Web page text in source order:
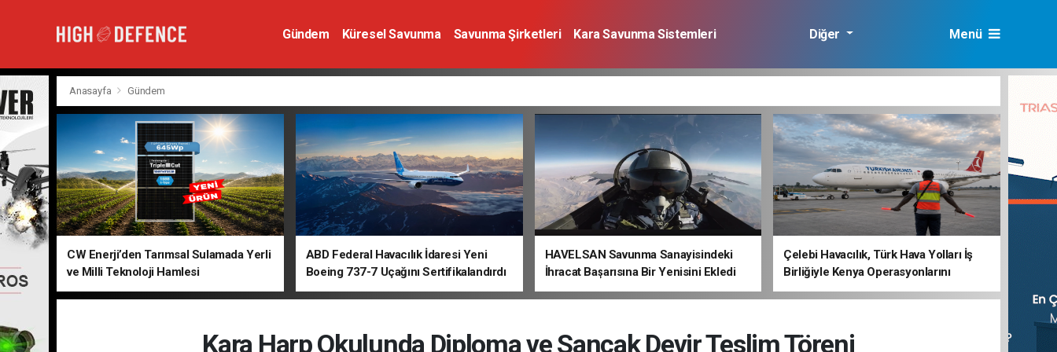
Gündem Küresel Savunma Savunma Şirketleri
Kara Savunma Sistemleri
Diğer Menü
Anasayfa Gündem
CW Enerji’den Tarımsal Sulamada Yerli
ve Milli Teknoloji Hamlesi
ABD Federal Havacılık İdaresi Yeni
Boeing 737-7 Uçağını Sertifikalandırdı
HAVELSAN Savunma Sanayisindeki
İhracat Başarısına Bir Yenisini Ekledi
Çelebi Havacılık, Türk Hava Yolları İş
Birliğiyle Kenya Operasyonlarını
Güçlendiriyor
Kara Harp Okulunda Diploma ve Sancak Devir Teslim Töreni